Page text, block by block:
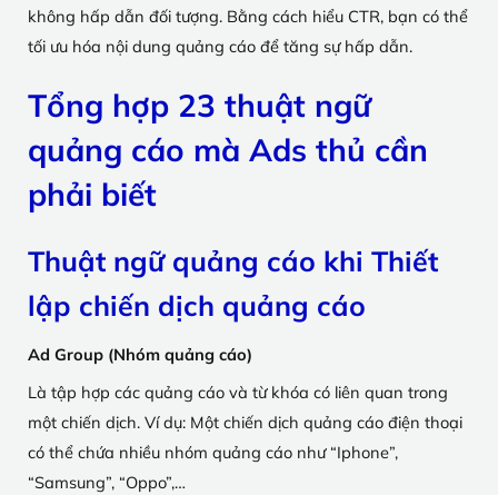
không hấp dẫn đối tượng. Bằng cách hiểu CTR, bạn có thể
tối ưu hóa nội dung quảng cáo để tăng sự hấp dẫn.
Tổng hợp 23 thuật ngữ
quảng cáo mà Ads thủ cần
phải biết
Thuật ngữ quảng cáo khi Thiết
lập chiến dịch quảng cáo
Ad Group (Nhóm quảng cáo)
Là tập hợp các quảng cáo và từ khóa có liên quan trong
một chiến dịch. Ví dụ: Một chiến dịch quảng cáo điện thoại
có thể chứa nhiều nhóm quảng cáo như “Iphone”,
“Samsung”, “Oppo”,…